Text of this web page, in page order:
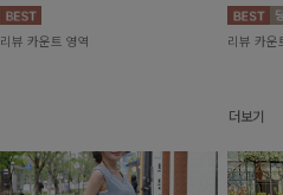
리뷰 카운트 영역 리뷰 카운
더보기